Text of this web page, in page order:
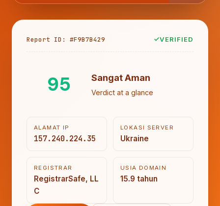
Report ID: #F9B7B429 VERIFIED
95 Sangat Aman
Verdict at a glance
ALAMAT IP
157.240.224.35
LOKASI SERVER
Ukraine
REGISTRAR
RegistrarSafe, LL
C
USIA DOMAIN
15.9 tahun